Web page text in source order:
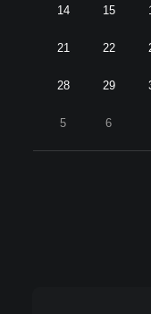
14 15
21 22
28 29
5 6